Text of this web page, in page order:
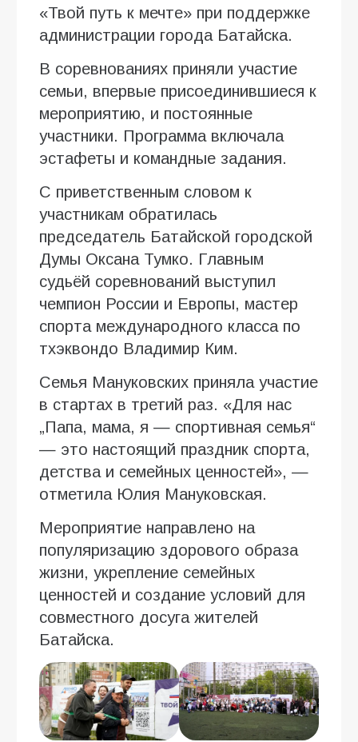
«Твой путь к мечте» при поддержке
администрации города Батайска.
В соревнованиях приняли участие
семьи, впервые присоединившиеся к
мероприятию, и постоянные
участники. Программа включала
эстафеты и командные задания.
С приветственным словом к
участникам обратилась
председатель Батайской городской
Думы Оксана Тумко. Главным
судьёй соревнований выступил
чемпион России и Европы, мастер
спорта международного класса по
тхэквондо Владимир Ким.
Семья Мануковских приняла участие
в стартах в третий раз. «Для нас
„Папа, мама, я — спортивная семья“
— это настоящий праздник спорта,
детства и семейных ценностей», —
отметила Юлия Мануковская.
Мероприятие направлено на
популяризацию здорового образа
жизни, укрепление семейных
ценностей и создание условий для
совместного досуга жителей
Батайска.